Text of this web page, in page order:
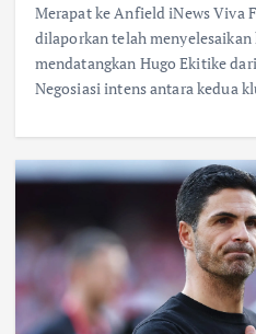
Merapat ke Anfield iNews Viva
dilaporkan telah
mendatangkan Hugo Ekitike
Negosiasi intens antara kedua